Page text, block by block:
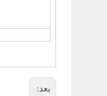
بعد: